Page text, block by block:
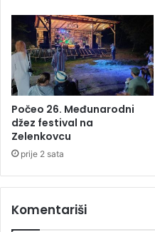
j
č
e
k
a
j
u
p
r
v
u
i
i
e
V
e
s
e
l
Počeo 26. Međunarodni
džez festival na
Zelenkovcu
prije 2 sata
Komentariši